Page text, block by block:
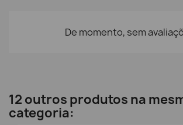
De momento, sem
12 outros produtos na
categoria: